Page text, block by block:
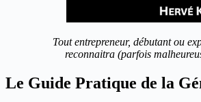
Tout entrepreneur, débutant ou
reconnaitra (parfois
Le Guide Pratique de la